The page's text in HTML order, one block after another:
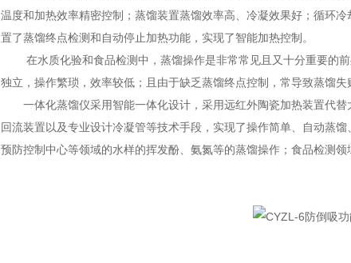
温度和加热效率精密控制；蒸馏装置蒸馏效率高、冷凝效果好；循环
置了蒸馏终点检测和自动停止加热功能，实现了智能加热控制。
在水质化验和食品检测中，蒸馏操作是非常常见且又十分重要的前
独立，操作繁琐，效率较低；且由于缺乏蒸馏终点控制，常导致蒸馏
一体化蒸馏仪采用智能一体化设计，采用远红外陶瓷加热装置代替
回流装置以及专业设计冷凝管等技术手段，实现了操作简单、自动蒸
预防控制中心等领域的水样的挥发酚、氨氮等的蒸馏操作；食品检测